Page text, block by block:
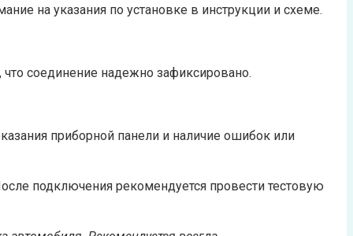
на указания по установке в инструкции и схеме.
соединение надежно зафиксировано.
приборной панели и наличие ошибок или
подключения рекомендуется провести тестовую